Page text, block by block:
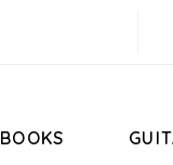
BOOKS